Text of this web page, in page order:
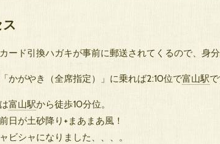
ード引換ハガキが事前に郵送されてくるので、身
かがやき（全席指定）」に乗れば2:10位で富山駅
富山駅から徒歩10分位。
日が土砂降り+まあまあ風！
ビシャになりました、、、。